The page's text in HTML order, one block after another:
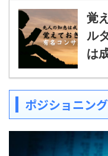
覚
ル
は
ポジショニン